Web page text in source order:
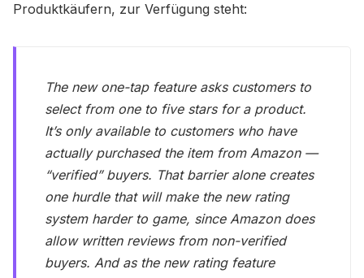
Produktkäufern, zur Verfügung steht:
The new one-tap feature asks customers to
select from one to five stars for a product.
It’s only available to customers who have
actually purchased the item from Amazon —
“verified” buyers. That barrier alone creates
one hurdle that will make the new rating
system harder to game, since Amazon does
allow written reviews from non-verified
buyers. And as the new rating feature